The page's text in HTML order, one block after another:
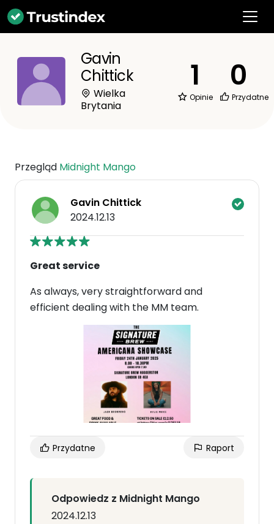
Gavin
Chittick
Wielka
Brytania
1
Opinie
0
Przydatne
Przegląd Midnight Mango
Gavin Chittick
2024.12.13
Great service
As always, very straightforward and
efficient dealing with the MM team.
Przydatne Raport
Odpowiedz z Midnight Mango
2024.12.13